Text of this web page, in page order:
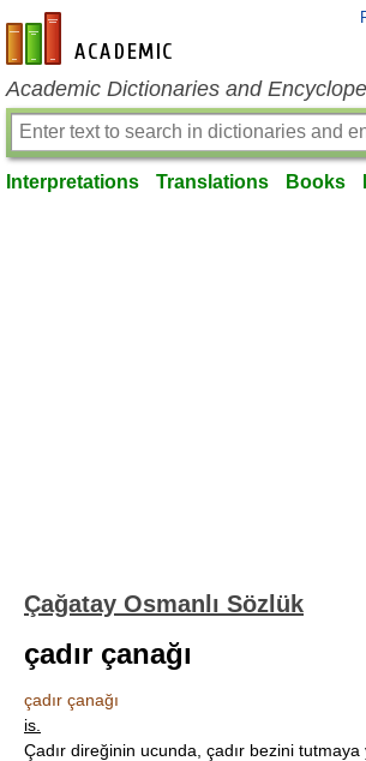
en-academic.com
Academic Dictionaries and
Interpretations Translations Books
Çağatay Osmanlı Sözlük
çadır çanağı
çadır çanağı
is.
Çadır direğinin ucunda, çadır bezini